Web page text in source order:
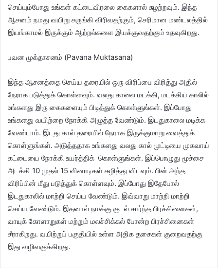
செய்யும்போது உங்கள் கட்டைவிரலை கைகளால் சுழற்றவும். இந்த
ஆசனம் நமது வயிறு சுருங்கி விரிவதற்கும், செரிமான மண்டலத்தில்
இயங்காமல் இருக்கும் ஆற்றல்களை இயக்குவதற்கும் உதவுகிறது.
பவன முக்தாசனம் (Pavana Muktasana)
இந்த ஆசனத்தை செய்ய தரையில் ஒரு விரிப்பை விரித்து அதில்
நேராக படுத்துக் கொள்ளவும். வலது காலை மடக்கி, மடக்கிய காலில்
உங்களது இரு கைகளையும் பிடித்துக் கொள்ளுங்கள். இப்போது
உங்களது வயிற்றை நோக்கி அழுத்த வேண்டும். இடதுகாலை மடிக்க
வேண்டாம். இடது கால் தரையில் நேராக இருக்குமாறு வைத்துக்
கொள்ளுங்கள். அடுத்ததாக உங்களது வலது கால் முட்டியை முகவாய்
கட்டையை நோக்கி உயர்த்திக் கொள்ளுங்கள். இப்பொழுது மூச்சை
அடக்கி 10 முதல் 15 வினாடிகள் கழித்து விடவும். பின் அந்த
விரிப்பின் மீது படுத்துக் கொள்ளவும். இப்போது இதேபோல்
இடதுகாலில் மாற்றி செய்ய வேண்டும். இவ்வாறு மாற்றி மாற்றி
செய்ய வேண்டும். இதனால் நமக்கு குடல் சார்ந்த பிரச்சினைகள்,
வாயுக் கோளாறுகள் மற்றும் மலச்சிக்கல் போன்ற பிரச்சினைகள்
சீராகிறது. வயிற்றுப் பகுதியில் உள்ள அதிக தசைகள் குறைவதற்கு
இது வழிவகுக்கிறது.